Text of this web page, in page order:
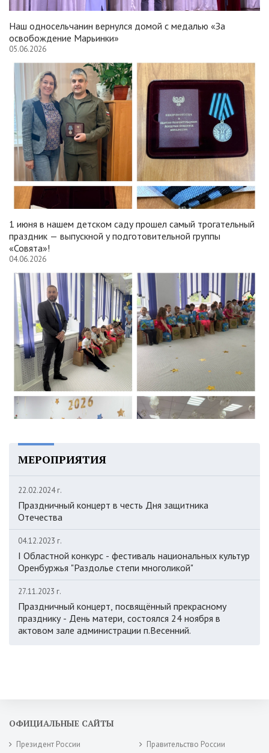
Наш односельчанин вернулся домой с медалью «За
освобождение Марьинки»
05.06.2026
1 июня в нашем детском саду прошел самый трогательный
праздник — выпускной у подготовительной группы
«Совята»!
04.06.2026
МЕРОПРИЯТИЯ
22.02.2024 г.
Праздничный концерт в честь Дня защитника
Отечества
04.12.2023 г.
I Областной конкурс - фестиваль национальных культур
Оренбуржья "Раздолье степи многоликой"
27.11.2023 г.
Праздничный концерт, посвящённый прекрасному
празднику - День матери, состоялся 24 ноября в
актовом зале администрации п.Весенний.
ОФИЦИАЛЬНЫЕ САЙТЫ
Президент России Правительство России